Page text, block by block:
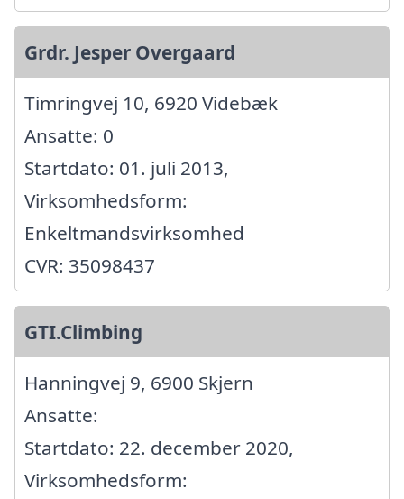
Grdr. Jesper Overgaard
Timringvej 10, 6920 Videbæk
Ansatte: 0
Startdato: 01. juli 2013,
Virksomhedsform:
Enkeltmandsvirksomhed
CVR: 35098437
GTI.Climbing
Hanningvej 9, 6900 Skjern
Ansatte:
Startdato: 22. december 2020,
Virksomhedsform: